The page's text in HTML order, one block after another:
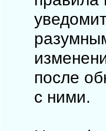
после
с ними.